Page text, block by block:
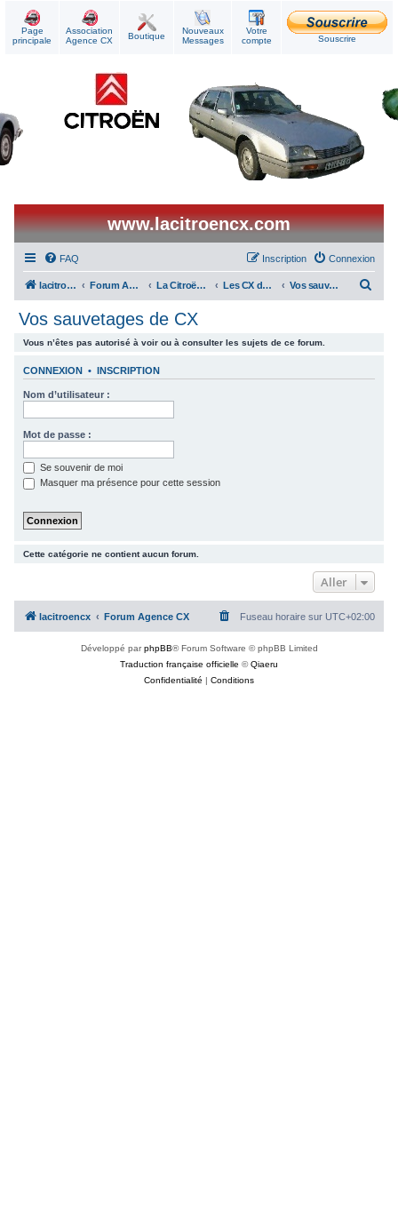
Page
principale
Association
Agence CX
Boutique
Nouveaux
Messages
Votre
compte
Souscrire
www.lacitroencx.com
FAQ Connexion
Inscription
lacitroencx Forum Agence CX La Citroën CX au quotidien Les CX des membres Vos sauvetages de CX
Vos sauvetages de CX
Vous n’êtes pas autorisé à voir ou à consulter les sujets de ce forum.
CONNEXION • INSCRIPTION
Nom d’utilisateur :
Mot de passe :
Se souvenir de moi
Masquer ma présence pour cette session
Cette catégorie ne contient aucun forum.
Aller
lacitroencx Forum Agence CX Fuseau horaire sur UTC+02:00
Développé parphpBB® Forum Software © phpBB Limited
Traduction française officielle ©Qiaeru
Confidentialité | Conditions